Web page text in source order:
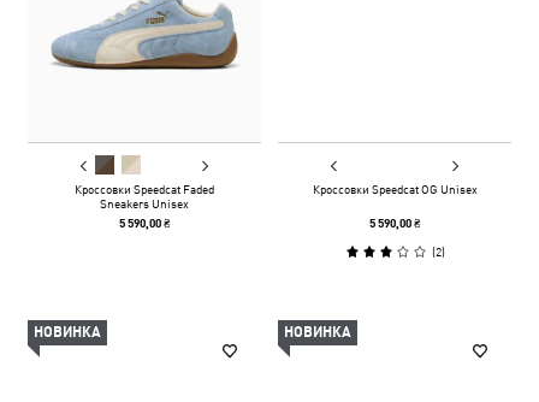
Кроссовки Speedcat Faded
Sneakers Unisex
5 590,00 ₴
Кроссовки Speedcat OG Unisex
5 590,00 ₴
(2)
НОВИНКА НОВИНКА